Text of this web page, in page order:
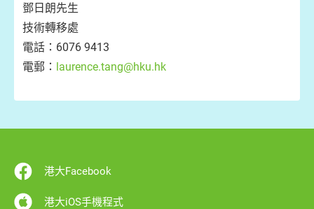
鄧日朗先生
技術轉移處
電話：6076 9413
電郵： laurence.tang@hku.hk
港大Facebook
港大iOS手機程式